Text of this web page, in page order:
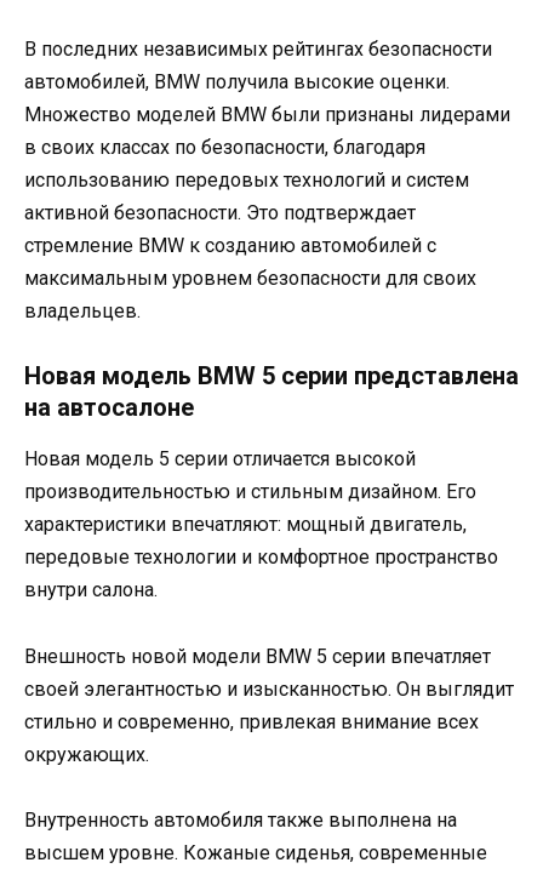
В последних независимых рейтингах безопасности
автомобилей, BMW получила высокие оценки.
Множество моделей BMW были признаны лидерами
в своих классах по безопасности, благодаря
использованию передовых технологий и систем
активной безопасности. Это подтверждает
стремление BMW к созданию автомобилей с
максимальным уровнем безопасности для своих
владельцев.
Новая модель BMW 5 серии представлена
на автосалоне
Новая модель 5 серии отличается высокой
производительностью и стильным дизайном. Его
характеристики впечатляют: мощный двигатель,
передовые технологии и комфортное пространство
внутри салона.
Внешность новой модели BMW 5 серии впечатляет
своей элегантностью и изысканностью. Он выглядит
стильно и современно, привлекая внимание всех
окружающих.
Внутренность автомобиля также выполнена на
высшем уровне. Кожаные сиденья, современные